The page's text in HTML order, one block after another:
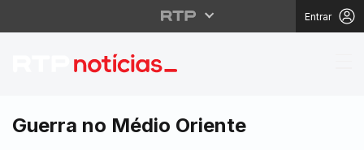
Entrar
Membro do
Guerra no Médio Oriente